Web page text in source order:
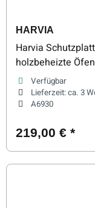
HARVIA
Harvia
holzbeheizte Öfen
Verfügbar
Lieferzeit:ca. 3
A6930
219,00 € *